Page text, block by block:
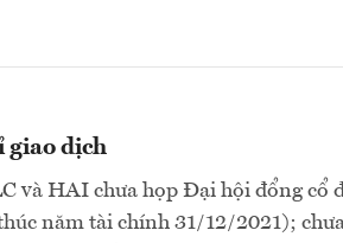
giao dịch
và HAI chưa họp Đại hội đổng cổ
năm tài chính 31/12/2021);